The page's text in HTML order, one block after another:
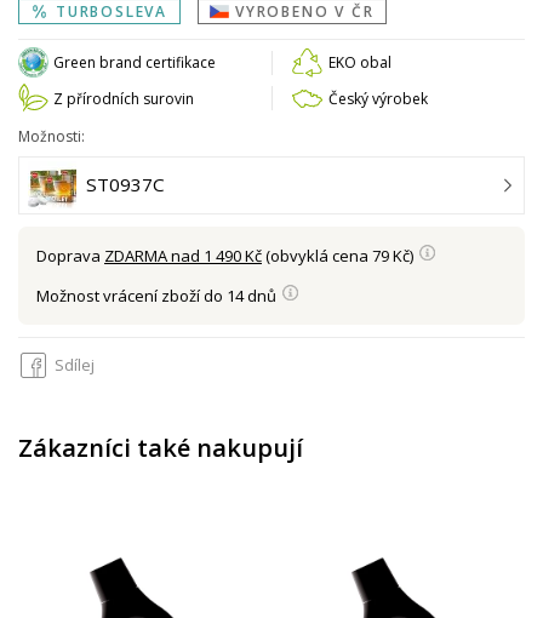
TURBOSLEVA VYROBENO V ČR
Green brand certifikace
EKO obal
Z přírodních surovin
Český výrobek
Možnosti:
ST0937C
Doprava ZDARMA nad 1 490 Kč(obvyklá cena 79 Kč)
Možnost vrácení zboží do 14 dnů
Sdílej
Zákazníci také nakupují